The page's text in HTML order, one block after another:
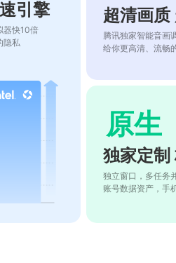
引擎
器快10倍
隐私
超清画质
腾讯独家智能音画
给你更高清、流畅
原生
独家定制
独立窗口，多任务
账号数据资产，手